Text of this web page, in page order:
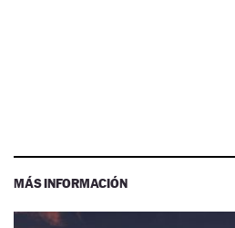
MÁS INFORMACIÓN